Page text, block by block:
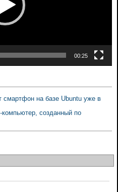
00:25
смартфон на базе Ubuntu уже в
созданный по